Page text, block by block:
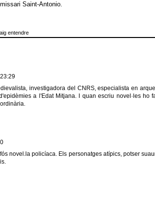
Saint-Antonio.
entendre
investigadora del CNRS, especialista en
a l'Edat Mitjana. I quan escriu novel·les ho
novel.la policíaca. Els personatges atípics, potser